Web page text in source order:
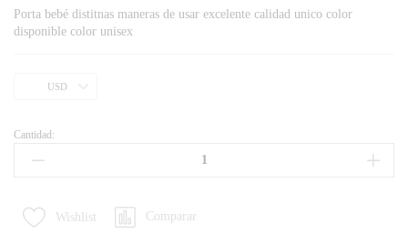
Porta bebé distitnas maneras de usar excelente calidad unico color
disponible color unisex
USD
Cantidad:
Wishlist Comparar